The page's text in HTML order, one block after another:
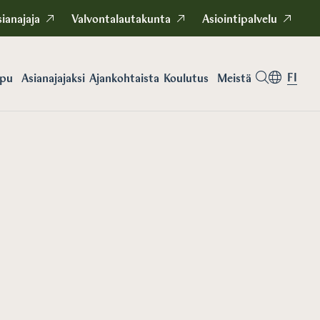
Valvontalautakunta Asiointipalvelu
Asianajajaksi Ajankohtaista Koulutus Meistä FI